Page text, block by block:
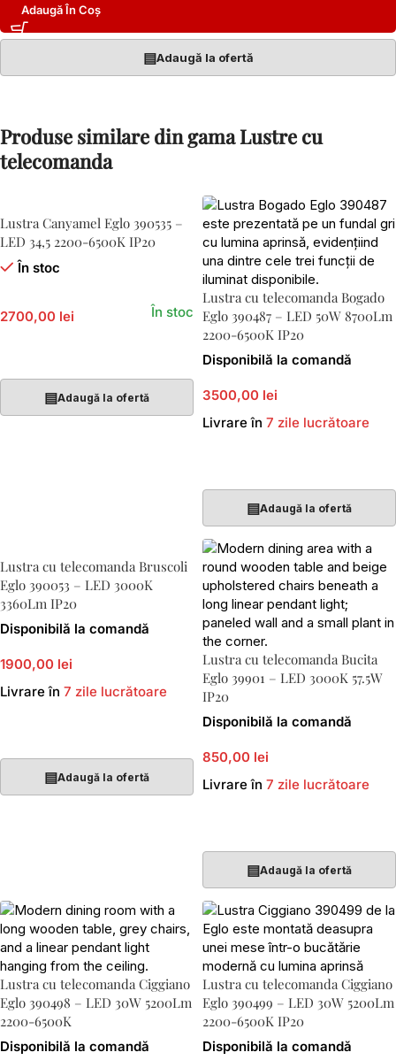
Adaugă În Coș
▤Adaugă la ofertă
Produse similare din gama Lustre cu
telecomanda
Lustra Canyamel Eglo 390535 –
LED 34,5 2200-6500K IP20
În stoc
2700,00 lei În stoc
▤Adaugă la ofertă
Lustra cu telecomanda Bogado
Eglo 390487 – LED 50W 8700Lm
2200-6500K IP20
Disponibilă la comandă
3500,00 lei
Livrare în 7 zile lucrătoare
▤Adaugă la ofertă
Lustra cu telecomanda Bruscoli
Eglo 390053 – LED 3000K
3360Lm IP20
Disponibilă la comandă
1900,00 lei
Livrare în 7 zile lucrătoare
▤Adaugă la ofertă
Lustra cu telecomanda Bucita
Eglo 39901 – LED 3000K 57.5W
IP20
Disponibilă la comandă
850,00 lei
Livrare în 7 zile lucrătoare
▤Adaugă la ofertă
Lustra cu telecomanda Ciggiano
Eglo 390498 – LED 30W 5200Lm
2200-6500K
Disponibilă la comandă
Lustra cu telecomanda Ciggiano
Eglo 390499 – LED 30W 5200Lm
2200-6500K IP20
Disponibilă la comandă